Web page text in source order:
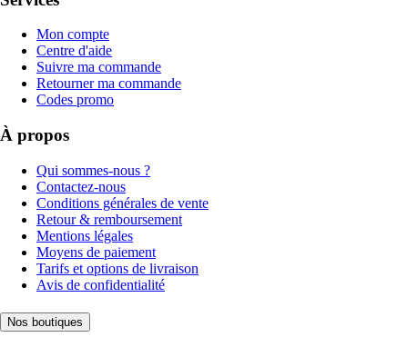
Mon compte
Centre d'aide
Suivre ma commande
Retourner ma commande
Codes promo
À propos
Qui sommes-nous ?
Contactez-nous
Conditions générales de vente
Retour & remboursement
Mentions légales
Moyens de paiement
Tarifs et options de livraison
Avis de confidentialité
Nos boutiques